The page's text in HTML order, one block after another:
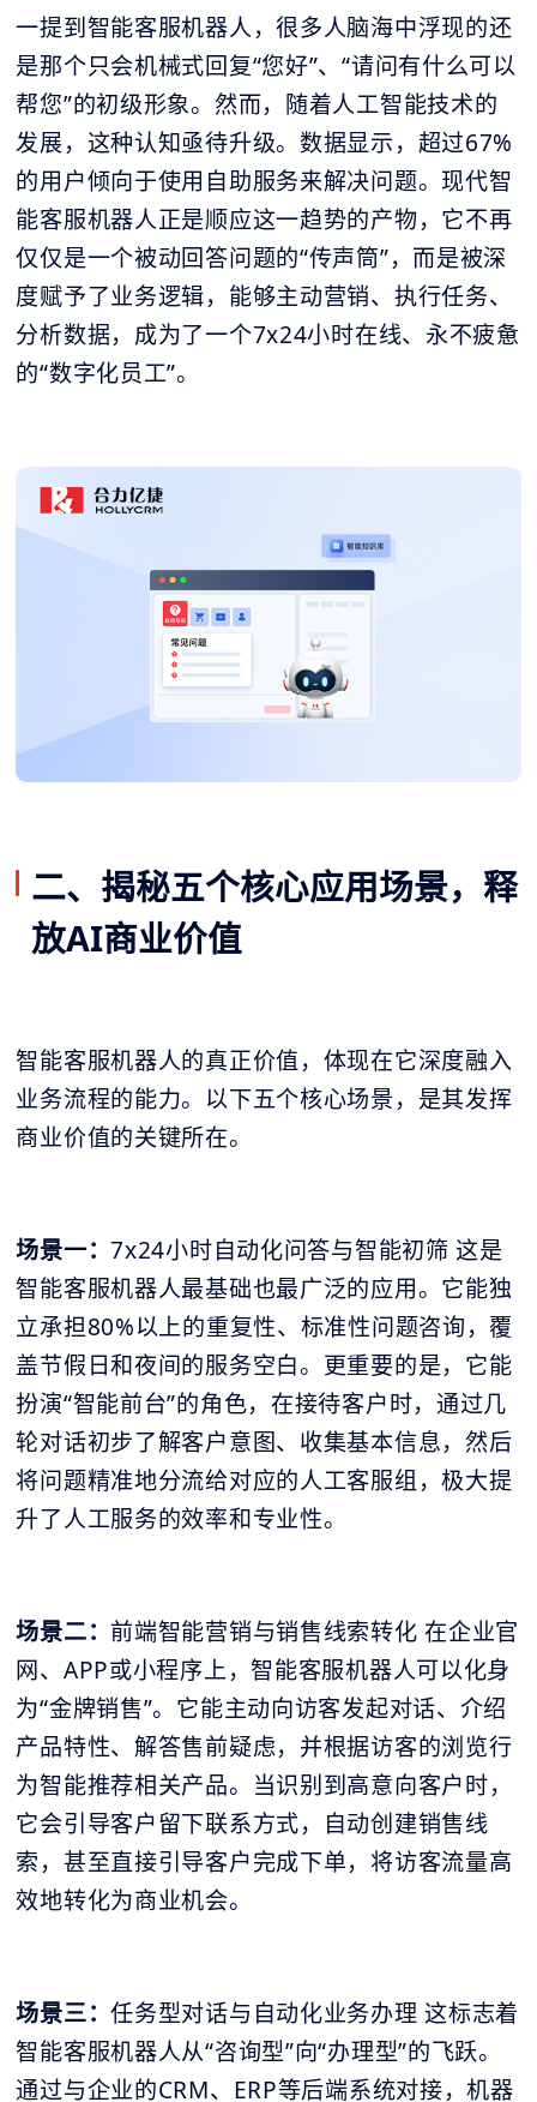
一提到智能客服机器人，很多人脑海中浮现的还
是那个只会机械式回复“您好”、“请问有什么可以
帮您”的初级形象。然而，随着人工智能技术的
发展，这种认知亟待升级。数据显示，超过67%
的用户倾向于使用自助服务来解决问题。现代智
能客服机器人正是顺应这一趋势的产物，它不再
仅仅是一个被动回答问题的“传声筒”，而是被深
度赋予了业务逻辑，能够主动营销、执行任务、
分析数据，成为了一个7x24小时在线、永不疲惫
的“数字化员工”。
二、揭秘五个核心应用场景，释
放AI商业价值
智能客服机器人的真正价值，体现在它深度融入
业务流程的能力。以下五个核心场景，是其发挥
商业价值的关键所在。
场景一：7x24小时自动化问答与智能初筛 这是
智能客服机器人最基础也最广泛的应用。它能独
立承担80%以上的重复性、标准性问题咨询，覆
盖节假日和夜间的服务空白。更重要的是，它能
扮演“智能前台”的角色，在接待客户时，通过几
轮对话初步了解客户意图、收集基本信息，然后
将问题精准地分流给对应的人工客服组，极大提
升了人工服务的效率和专业性。
场景二： 前端智能营销与销售线索转化 在企业官
网、APP或小程序上，智能客服机器人可以化身
为“金牌销售”。它能主动向访客发起对话、介绍
产品特性、解答售前疑虑，并根据访客的浏览行
为智能推荐相关产品。当识别到高意向客户时，
它会引导客户留下联系方式，自动创建销售线
索，甚至直接引导客户完成下单，将访客流量高
效地转化为商业机会。
场景三：任务型对话与自动化业务办理 这标志着
智能客服机器人从“咨询型”向“办理型”的飞跃。
通过与企业的CRM、ERP等后端系统对接，机器